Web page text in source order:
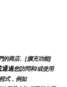
的商店、[擴充功能]
通過您訪問和/或使用
式，例如